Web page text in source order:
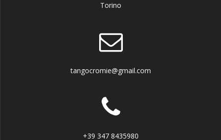
Torino
tangocromie@gmail.com
+39 347 8435980